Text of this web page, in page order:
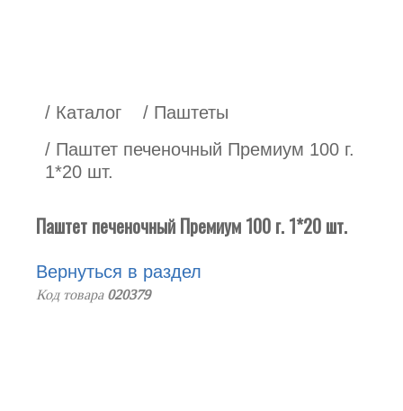
/ Каталог
/ Паштеты
/ Паштет печеночный Премиум 100 г.
1*20 шт.
Паштет печеночный Премиум 100 г. 1*20 шт.
Вернуться в раздел
Код товара 020379